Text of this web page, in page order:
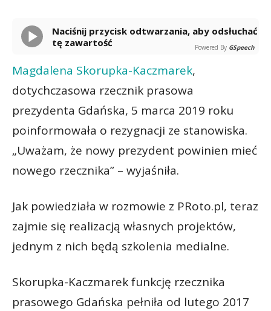
Naciśnij przycisk odtwarzania, aby odsłuchać
tę zawartość
Powered By GSpeech
Magdalena Skorupka-Kaczmarek,
dotychczasowa rzecznik prasowa
prezydenta Gdańska, 5 marca 2019 roku
poinformowała o rezygnacji ze stanowiska.
„Uważam, że nowy prezydent powinien mieć
nowego rzecznika” – wyjaśniła.
Jak powiedziała w rozmowie z PRoto.pl, teraz
zajmie się realizacją własnych projektów,
jednym z nich będą szkolenia medialne.
Skorupka-Kaczmarek funkcję rzecznika
prasowego Gdańska pełniła od lutego 2017